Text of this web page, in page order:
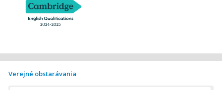
Verejné obstarávania